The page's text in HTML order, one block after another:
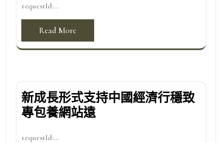
requestId:...
Read More
新成長形式支持中國經濟行穩致
專包養網站遠
requestId:...